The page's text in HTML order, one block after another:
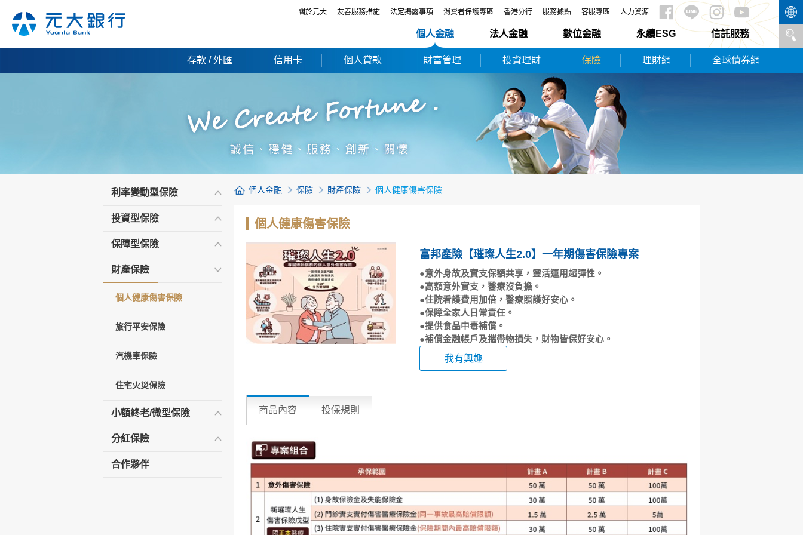
關於元大 友善服務措施 法定揭露事項 消費者保護專區 香港分行 服務據點 客服專區 人力資源
個人金融 法人金融 數位金融 永續ESG 信託服務
存款 / 外匯 信用卡 個人貸款 財富管理 投資理財 保險 理財網 全球債券網
利率變動型保險
投資型保險
保障型保險
財產保險
個人健康傷害保險
旅行平安保險
汽機車保險
住宅火災保險
小額終老/微型保險
分紅保險
合作夥伴
個人金融 保險 財產保險 個人健康傷害保險
個人健康傷害保險
富邦產險【璀璨人生2.0】一年期傷害保險專案
●意外身故及實支保額共享，靈活運用超彈性。
●高額意外實支，醫療沒負擔。
●住院看護費用加倍，醫療照護好安心。
●保障全家人日常責任。
●提供食品中毒補償。
●補償金融帳戶及攜帶物損失，財物皆保好安心。
我有興趣
商品內容 投保規則